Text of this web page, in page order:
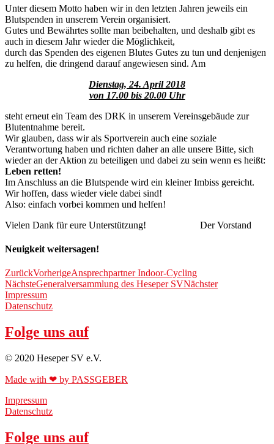
Unter diesem Motto haben wir in den letzten Jahren jeweils ein
Blutspenden in unserem Verein organisiert.
Gutes und Bewährtes sollte man beibehalten, und deshalb gibt es
auch in diesem Jahr wieder die Möglichkeit,
durch das Spenden des eigenen Blutes Gutes zu tun und denjenigen
zu helfen, die dringend darauf angewiesen sind. Am
Dienstag, 24. April 2018
von 17.00 bis 20.00 Uhr
steht erneut ein Team des DRK in unserem Vereinsgebäude zur
Blutentnahme bereit.
Wir glauben, dass wir als Sportverein auch eine soziale
Verantwortung haben und richten daher an alle unsere Bitte, sich
wieder an der Aktion zu beteiligen und dabei zu sein wenn es heißt:
Leben retten!
Im Anschluss an die Blutspende wird ein kleiner Imbiss gereicht.
Wir hoffen, dass wieder viele dabei sind!
Also: einfach vorbei kommen und helfen!
Vielen Dank für eure Unterstützung! Der Vorstand
Neuigkeit weitersagen!
ZurückVorherigeAnsprechpartner Indoor-Cycling
NächsteGeneralversammlung des Heseper SVNächster
Impressum
Datenschutz
Folge uns auf
© 2020 Heseper SV e.V.
Made with ❤ by PASSGEBER
Impressum
Datenschutz
Folge uns auf